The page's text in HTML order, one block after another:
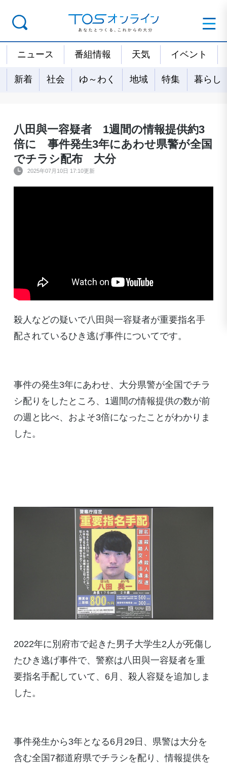
ニュース 番組情報 天気 イベント
新着 社会 ゆ～わく 地域 特集 暮らし
八田與一容疑者 1週間の情報提供約3
倍に 事件発生3年にあわせ県警が全国
でチラシ配布 大分
2025年07月10日 17:10更新
殺人などの疑いで八田與一容疑者が重要指名手
配されているひき逃げ事件についてです。
事件の発生3年にあわせ、大分県警が全国でチラ
シ配りをしたところ、1週間の情報提供の数が前
の週と比べ、およそ3倍になったことがわかりま
した。
2022年に別府市で起きた男子大学生2人が死傷し
たひき逃げ事件で、警察は八田與一容疑者を重
要指名手配していて、6月、殺人容疑を追加しま
した。
事件発生から3年となる6月29日、県警は大分を
含む全国7都道府県でチラシを配り、情報提供を